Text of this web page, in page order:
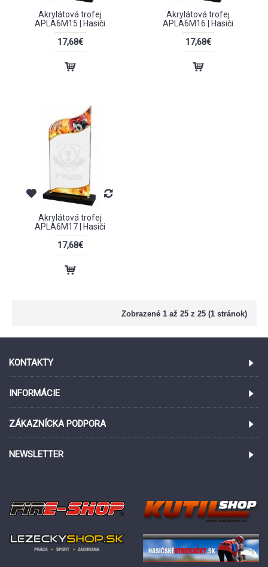
Akrylátová trofej
APLA6M15 | Hasiči
17,68€
Akrylátová trofej
APLA6M16 | Hasiči
17,68€
Akrylátová trofej
APLA6M17 | Hasiči
17,68€
Zobrazené 1 až 25 z 25 (1 stránok)
KONTAKTY
INFORMÁCIE
ZÁKAZNÍCKA PODPORA
NEWSLETTER